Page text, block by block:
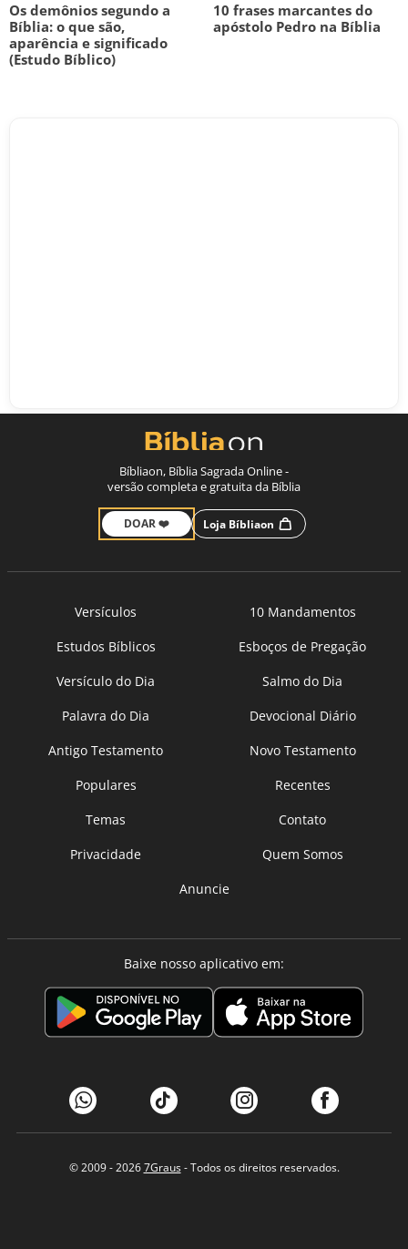
Os demônios segundo a
Bíblia: o que são,
aparência e significado
(Estudo Bíblico)
10 frases marcantes do
apóstolo Pedro na Bíblia
Bíbliaon, Bíblia Sagrada Online -
versão completa e gratuita da Bíblia
DOAR ❤️ Loja Bíbliaon
Versículos
10 Mandamentos
Estudos Bíblicos
Esboços de Pregação
Versículo do Dia
Salmo do Dia
Palavra do Dia
Devocional Diário
Antigo Testamento
Novo Testamento
Populares
Recentes
Temas
Contato
Privacidade
Quem Somos
Anuncie
Baixe nosso aplicativo em:
© 2009 - 20267Graus- Todos os direitos reservados.